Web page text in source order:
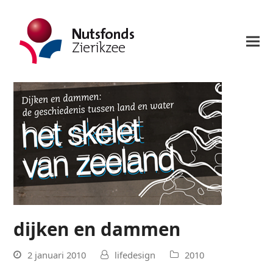
dijken en dammen
2 januari 2010 lifedesign 2010